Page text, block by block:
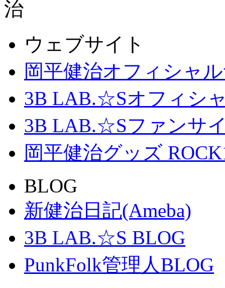
ウェブサイト
岡平健治オフィシャ
3B LAB.☆Sオフィシ
3B LAB.☆Sファンサイ
岡平健治グッズ
BLOG
新健治日記(Ameba)
3B LAB.☆S BLOG
PunkFolk管理人BLOG